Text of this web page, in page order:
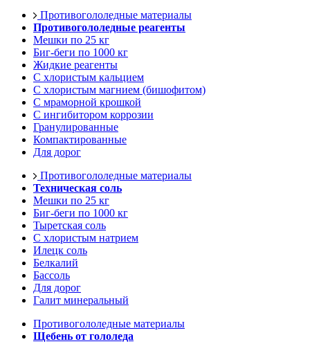
Противогололедные материалы
Противогололедные реагенты
Мешки по 25 кг
Биг-беги по 1000 кг
Жидкие реагенты
С хлористым кальцием
С хлористым магнием (бишофитом)
С мраморной крошкой
С ингибитором коррозии
Гранулированные
Компактированные
Для дорог
Противогололедные материалы
Техническая соль
Мешки по 25 кг
Биг-беги по 1000 кг
Тыретская соль
С хлористым натрием
Илецк соль
Белкалий
Бассоль
Для дорог
Галит минеральный
Противогололедные материалы
Щебень от гололеда